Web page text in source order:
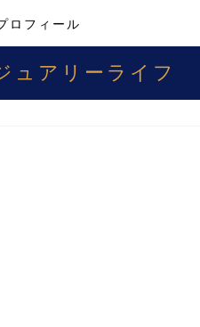
ロフィール
ュアリーライフ